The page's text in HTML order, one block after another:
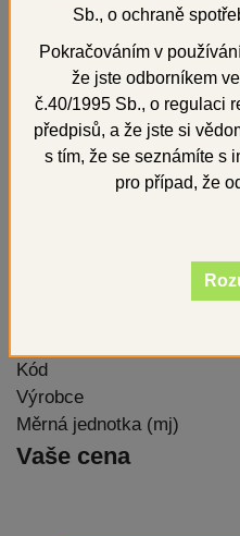
Kód
Výrobce
Měrná jednotka (mj)
Vaše cena
Sb., o ochraně
Pokračováním v
že jste odborníkem
č.40/1995 Sb., o regulaci
předpisů, a že jste si
s tím, že se seznámíte s
pro případ, že